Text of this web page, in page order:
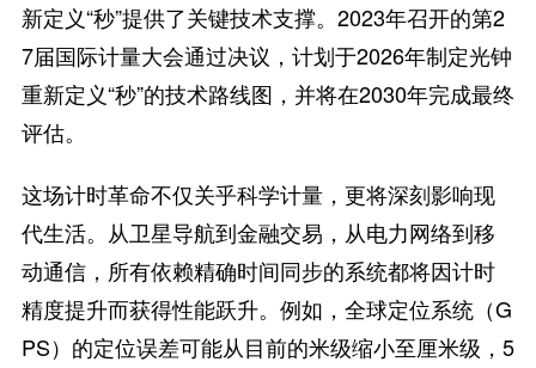
新定义“秒”提供了关键技术支撑。2023年召开的第2
7届国际计量大会通过决议，计划于2026年制定光钟
重新定义“秒”的技术路线图，并将在2030年完成最终
评估。
这场计时革命不仅关乎科学计量，更将深刻影响现
代生活。从卫星导航到金融交易，从电力网络到移
动通信，所有依赖精确时间同步的系统都将因计时
精度提升而获得性能跃升。例如，全球定位系统（G
PS）的定位误差可能从目前的米级缩小至厘米级，5